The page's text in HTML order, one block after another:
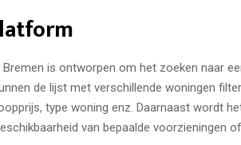
is ontworpen om het zoeken naar
de lijst met verschillende woningen
type woning enz. Daarnaast wordt
van bepaalde voorzieningen